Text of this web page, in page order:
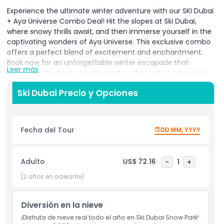
Experience the ultimate winter adventure with our SKI Dubai
+ Aya Universe Combo Deal! Hit the slopes at Ski Dubai,
where snowy thrills await, and then immerse yourself in the
captivating wonders of Aya Universe. This exclusive combo
offers a perfect blend of excitement and enchantment.
Book now for an unforgettable winter escapade that
combines the best of both worlds – the thrill of skiing and
the magical journey through Aya Universe! Don't miss out
on this extraordinary winter experience. Reserve your spot
today and create lasting memories in the heart of snowy
Ticket & Admission Guidelines:
days. You can use the tickets on two different days
for both park or even same day as well if you want.
The tickets validity will be mentioned on the tickets.
Make sure to go to the parks before the tickets
Take a look below to see what's included in the Ski
Dubai & Aya Universe.
Leer más
Ski Dubai Precio y Opciones
Fecha del Tour DD MM, YYYY
Adulto US$ 72.16 - 1 +
(2 años en adelante)
Diversión en la nieve
¡Disfruta de nieve real todo el año en Ski Dubai Snow Park!